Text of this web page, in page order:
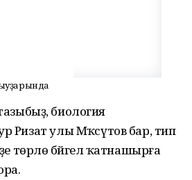
биология
улы Мәҡсүтов бар, тип
төрлө бәйгелә ҡатнашырға